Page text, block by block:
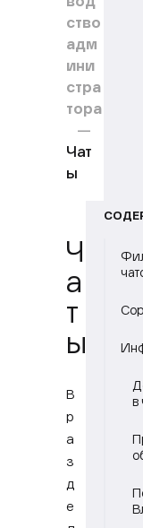
ство
адм
ини
стра
тора
Чат
ы
в
Ч
а
т
ы
В
р
а
з
д
е